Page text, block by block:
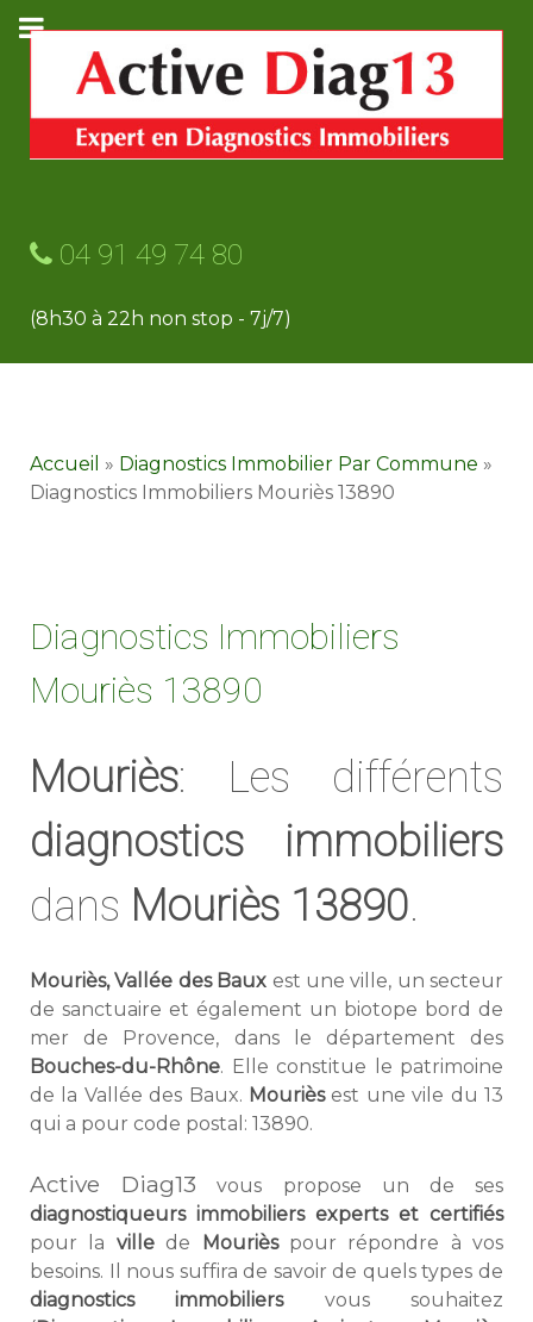
04 91 49 74 80
(8h30 à 22h non stop - 7j/7)
Accueil » Diagnostics Immobilier Par Commune »
Diagnostics Immobiliers Mouriès 13890
Diagnostics Immobiliers
Mouriès 13890
Mouriès: Les différents
diagnostics immobiliers
dans Mouriès 13890.
Mouriès, Vallée des Baux est une ville, un secteur
de sanctuaire et également un biotope bord de
mer de Provence, dans le département des
Bouches-du-Rhône. Elle constitue le patrimoine
de la Vallée des Baux. Mourièsest une vile du 13
qui a pour code postal: 13890.
Active Diag13 vous propose un de ses
diagnostiqueurs immobiliers experts et certifiés
pour la villede Mourièspour répondre à vos
besoins. Il nous suffira de savoir de quels types de
diagnostics immobiliersvous souhaitez